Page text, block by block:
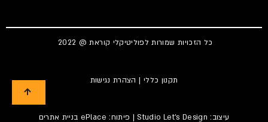
כל הזכויות שמורות לפוליטיקלי קוראת @ 2022
תקנון כללי | הצהרת נגישות
עיצוב: Studio Let's Design| פיתוח: ePlace בניית אתרים